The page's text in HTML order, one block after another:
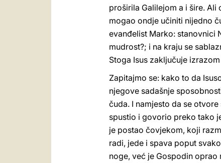
proširila Galilejom a i šire.
mogao ondje učiniti nijedno
evanđelist Marko: stanovnici
mudrost?; i na kraju se
Stoga Isus zaključuje
Zapitajmo se: kako to da
njegove sadašnje
čuda. I namjesto da se
spustio i govorio preko tako
je postao čovjekom, koji
radi, jede i spava poput
noge, već je Gospodin oprao